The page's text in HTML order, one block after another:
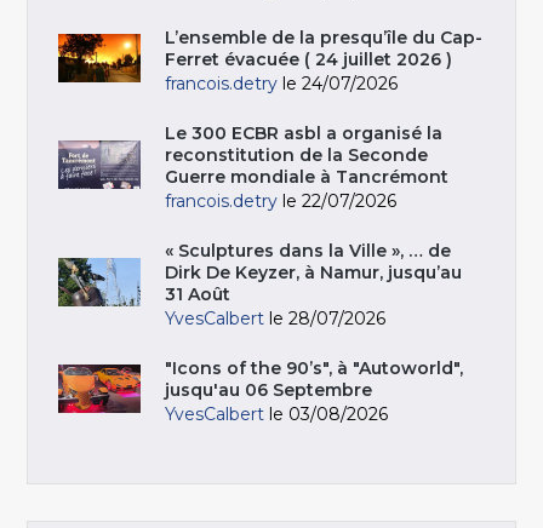
L’ensemble de la presqu’île du Cap-
Ferret évacuée ( 24 juillet 2026 )
francois.detry le 24/07/2026
Le 300 ECBR asbl a organisé la
reconstitution de la Seconde
Guerre mondiale à Tancrémont
francois.detry le 22/07/2026
« Sculptures dans la Ville », … de
Dirk De Keyzer, à Namur, jusqu’au
31 Août
YvesCalbert le 28/07/2026
"Icons of the 90’s", à "Autoworld",
jusqu'au 06 Septembre
YvesCalbert le 03/08/2026